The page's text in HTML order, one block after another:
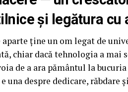
și legătura cu
aparte ține un om legat de
chiar dacă tehnologia a mai
de a ara pământul la
una despre dedicare, răbdare